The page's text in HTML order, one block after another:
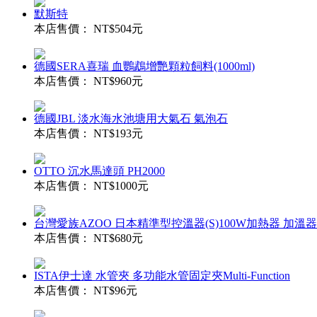
默斯特
本店售價： NT$504元
德國SERA喜瑞 血鸚鵡增艷顆粒飼料(1000ml)
本店售價： NT$960元
德國JBL 淡水海水池塘用大氣石 氣泡石
本店售價： NT$193元
OTTO 沉水馬達頭 PH2000
本店售價： NT$1000元
台灣愛族AZOO 日本精準型控溫器(S)100W加熱器 加溫
本店售價： NT$680元
ISTA伊士達 水管夾 多功能水管固定夾Multi-Function
本店售價： NT$96元